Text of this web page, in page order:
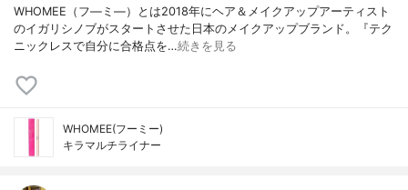
WHOMEE（フ―ミ―）とは2018年にヘア＆メイクアップアーティスト
のイガリシノブがスタートさせた日本のメイクアップブランド。『テク
ニックレスで自分に合格点を…続きを見る
WHOMEE(フーミー)
キラマルチライナー